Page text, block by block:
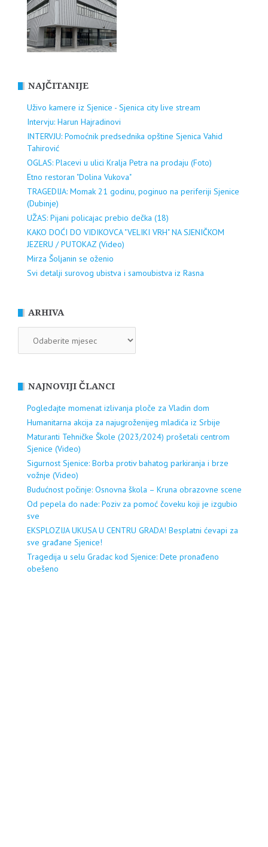
NAJČITANIJE
Uživo kamere iz Sjenice - Sjenica city live stream
Intervju: Harun Hajradinovi
INTERVJU: Pomoćnik predsednika opštine Sjenica Vahid
Tahirović
OGLAS: Placevi u ulici Kralja Petra na prodaju (Foto)
Etno restoran "Dolina Vukova"
TRAGEDIJA: Momak 21 godinu, poginuo na periferiji Sjenice
(Dubinje)
UŽAS: Pijani policajac prebio dečka (18)
KAKO DOĆI DO VIDIKOVCA "VELIKI VRH" NA SJENIČKOM
JEZERU / PUTOKAZ (Video)
Mirza Šoljanin se oženio
Svi detalji surovog ubistva i samoubistva iz Rasna
ARHIVA
NAJNOVIJI ČLANCI
Pogledajte momenat izlivanja ploče za Vladin dom
Humanitarna akcija za najugroženijeg mladića iz Srbije
Maturanti Tehničke Škole (2023/2024) prošetali centrom
Sjenice (Video)
Sigurnost Sjenice: Borba protiv bahatog parkiranja i brze
vožnje (Video)
Budućnost počinje: Osnovna škola – Kruna obrazovne scene
Od pepela do nade: Poziv za pomoć čoveku koji je izgubio
sve
EKSPLOZIJA UKUSA U CENTRU GRADA! Besplatni ćevapi za
sve građane Sjenice!
Tragedija u selu Gradac kod Sjenice: Dete pronađeno
obešeno